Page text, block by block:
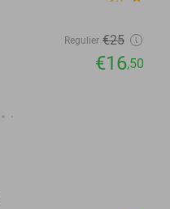
Regulier €25
€16,50